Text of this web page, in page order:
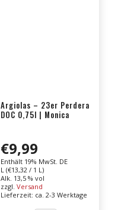
Argiolas – 23er Perdera
DOC 0,75l | Monica
€9,99
Enthält 19% MwSt. DE
L (€13,32 / 1 L)
Alk. 13,5 % vol
zzgl.Versand
Lieferzeit: ca. 2-3 Werktage